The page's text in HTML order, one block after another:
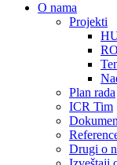
О nama
Projekti
Plan rada
ICR Tim
Drugi o